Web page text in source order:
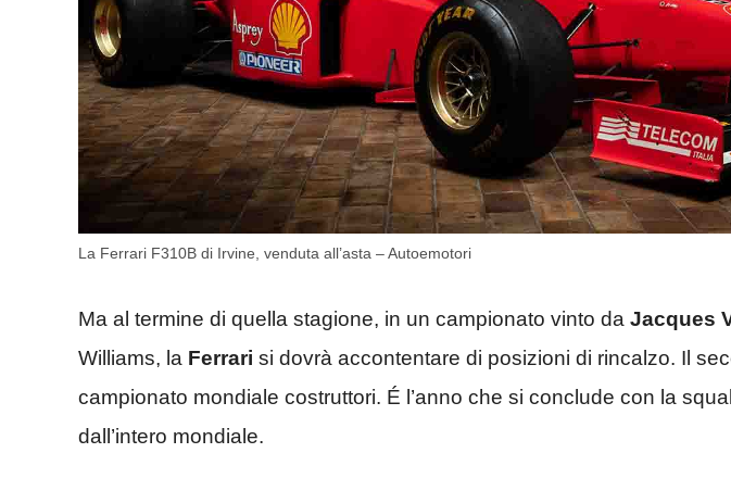
La Ferrari F310B di Irvine, venduta all’asta – Autoemotori
Ma al termine di quella stagione, in un campionato vinto da Jacques
Williams, la Ferrari si dovrà accontentare di posizioni di rincalzo. Il
campionato mondiale costruttori. É l’anno che si conclude con la
dall’intero mondiale.